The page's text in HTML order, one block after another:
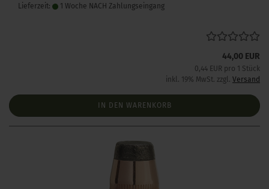
Lieferzeit: 1 Woche NACH Zahlungseingang
44,00 EUR
0,44 EUR pro 1 Stück
inkl. 19% MwSt. zzgl. Versand
IN DEN WARENKORB